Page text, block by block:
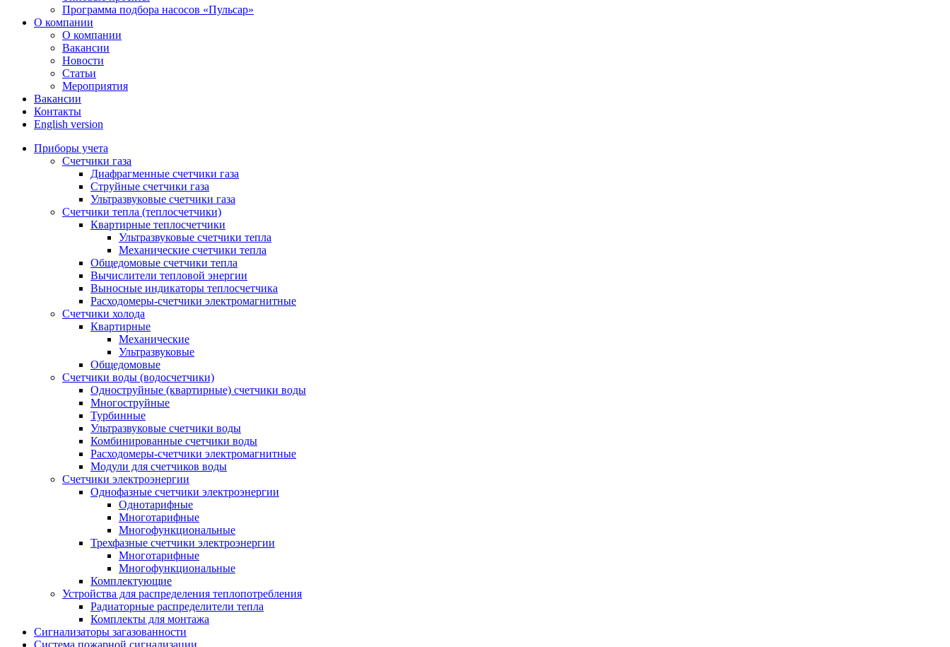
Программа подбора насосов «Пульсар»
О компании
О компании
Вакансии
Новости
Статьи
Мероприятия
Вакансии
Контакты
English version
Приборы учета
Счетчики газа
Диафрагменные счетчики газа
Струйные счетчики газа
Ультразвуковые счетчики газа
Счетчики тепла (теплосчетчики)
Квартирные теплосчетчики
Ультразвуковые счетчики тепла
Механические счетчики тепла
Общедомовые счетчики тепла
Вычислители тепловой энергии
Выносные индикаторы теплосчетчика
Расходомеры-счетчики электромагнитные
Счетчики холода
Квартирные
Механические
Ультразвуковые
Общедомовые
Счетчики воды (водосчетчики)
Одноструйные (квартирные) счетчики воды
Многоструйные
Турбинные
Ультразвуковые счетчики воды
Комбинированные счетчики воды
Расходомеры-счетчики электромагнитные
Модули для счетчиков воды
Счетчики электроэнергии
Однофазные счетчики электроэнергии
Однотарифные
Многотарифные
Многофункциональные
Трехфазные счетчики электроэнергии
Многотарифные
Многофункциональные
Комплектующие
Устройства для распределения теплопотребления
Радиаторные распределители тепла
Комплекты для монтажа
Сигнализаторы загазованности
Система пожарной сигнализации